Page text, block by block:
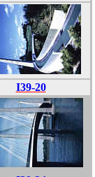
I39-20